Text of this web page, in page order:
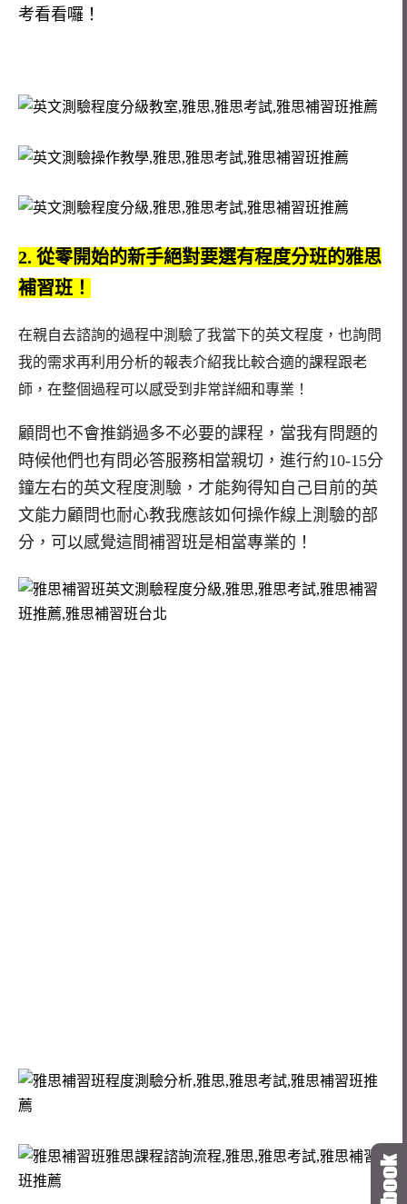
考看看囉！
2. 從零開始的新手絕對要選有程度分班的雅思
補習班！
在親自去諮詢的過程中測驗了我當下的英文程度，也詢問
我的需求再利用分析的報表介紹我比較合適的課程跟老
師，在整個過程可以感受到非常詳細和專業！
顧問也不會推銷過多不必要的課程，當我有問題的
時候他們也有問必答服務相當親切，進行約10-15分
鐘左右的英文程度測驗，才能夠得知自己目前的英
文能力顧問也耐心教我應該如何操作線上測驗的部
分，可以感覺這間補習班是相當專業的！